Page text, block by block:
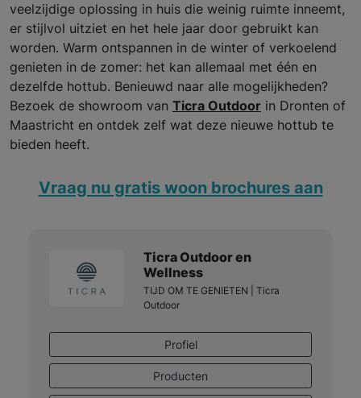
veelzijdige oplossing in huis die weinig ruimte inneemt,
er stijlvol uitziet en het hele jaar door gebruikt kan
worden. Warm ontspannen in de winter of verkoelend
genieten in de zomer: het kan allemaal met één en
dezelfde hottub. Benieuwd naar alle mogelijkheden?
Bezoek de showroom van Ticra Outdoor in Dronten of
Maastricht en ontdek zelf wat deze nieuwe hottub te
bieden heeft.
Vraag nu gratis woon brochures aan
Ticra Outdoor en
Wellness
TIJD OM TE GENIETEN | Ticra
Outdoor
Profiel
Producten